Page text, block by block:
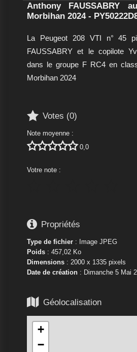
Anthony FAUSSABRY
Morbihan 2024 -
La Peugeot 208 VTI n° 45
FAUSSABRY et le copilote
dans le groupe F RC4 en
Morbihan 2024
 Votes (0)
Note moyenne :
 0,0
Votre note :
 Propriétés
Type de fichier: Image JPEG
Poids: 457,02 Ko
Dimensions: 2000 x 1335 pixels
Date de création: Dimanche 5 Mai
 Géolocalisation
+
−